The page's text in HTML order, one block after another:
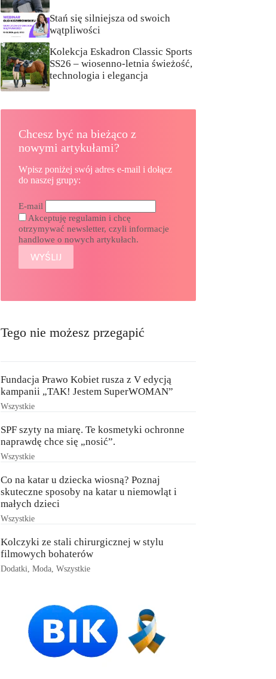
Stań się silniejsza od swoich
wątpliwości
Kolekcja Eskadron Classic Sports
SS26 – wiosenno-letnia świeżość,
technologia i elegancja
Chcesz być na bieżąco z
nowymi artykułami?
Wpisz poniżej swój adres e-mail i dołącz
do naszej grupy:
E-mail
Akceptuję regulamin i chcę
otrzymywać newsletter, czyli informacje
handlowe o nowych artykułach.
Tego nie możesz przegapić
Fundacja Prawo Kobiet rusza z V edycją
kampanii „TAK! Jestem SuperWOMAN”
Wszystkie
SPF szyty na miarę. Te kosmetyki ochronne
naprawdę chce się „nosić”.
Wszystkie
Co na katar u dziecka wiosną? Poznaj
skuteczne sposoby na katar u niemowląt i
małych dzieci
Wszystkie
Kolczyki ze stali chirurgicznej w stylu
filmowych bohaterów
Dodatki,Moda,Wszystkie